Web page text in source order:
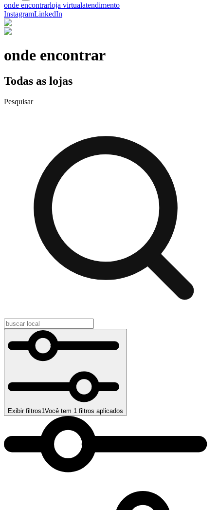
onde encontrarloja virtualatendimento
InstagramLinkedIn
onde encontrar
Todas as lojas
Pesquisar
Exibir filtros1Você tem 1 filtros aplicados